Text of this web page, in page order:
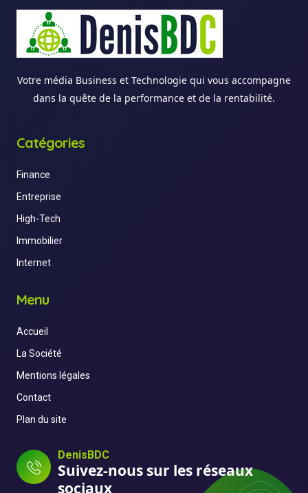
Votre média Business et Technologie qui vous accompagne
dans la quête de la performance et de la rentabilité.
Catégories
Finance
Entreprise
High-Tech
Immobilier
Internet
Menu
Accueil
La Société
Mentions légales
Contact
Plan du site
DenisBDC
Suivez-nous sur les réseaux
sociaux